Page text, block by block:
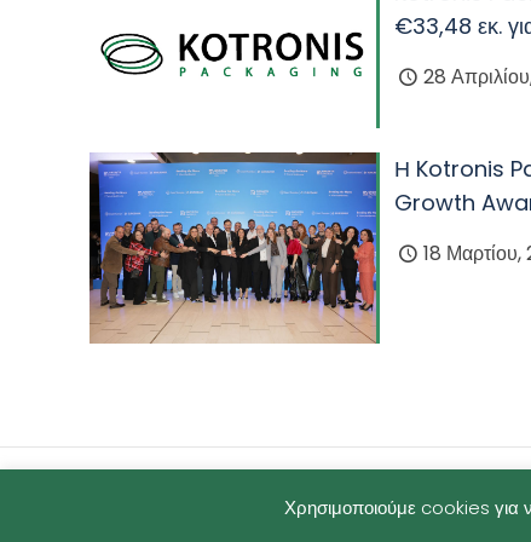
€33,48 εκ.
28
Η Kotronis
Growth
18 Μαρτίου,
©2025 Kotronis Packaging -Όροι χρήσης
Χρησιμοποιούμε cookies για